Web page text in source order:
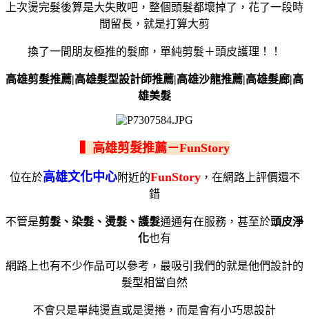
上次燙完髮後算是大失敗吧，整個頭髮都壞掉了， 花了一段時
間留長，就是打算大剪
換了一間朋友極推的髮廊，單純剪髮＋頭皮護理！！
高雄剪髮推薦|高雄髮型設計師推薦|高雄沙龍推薦|高雄髮廊|高
雄美髮
▍高雄剪髮推薦－FunStory
位在於高雄文化中心附近的FunStory，在網路上評價還不
錯
不管是剪髮、染髮、燙髮、護髮通通有在服務，甚至於頭皮淨
化也有
網路上也有不少作品可以參考，最吸引我們的就是他們設計的
髮型相當自然
不會只是單純燙直或是燙捲，而是會有小巧思設計